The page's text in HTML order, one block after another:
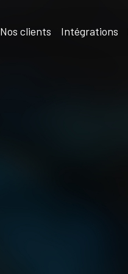
Nos clients Intégrations